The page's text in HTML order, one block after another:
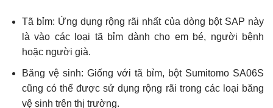
Tã bỉm: Ứng dụng rộng rãi nhất của dòng bột SAP này
là vào các loại tã bỉm dành cho em bé, người bệnh
hoặc người già.
Băng vệ sinh: Giống với tã bỉm, bột Sumitomo SA06S
cũng có thể được sử dụng rộng rãi trong các loại băng
vệ sinh trên thị trường.